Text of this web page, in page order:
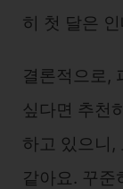
히 첫 달은
결론적으로,
싶다면 추천
하고 있으니,
같아요. 꾸준